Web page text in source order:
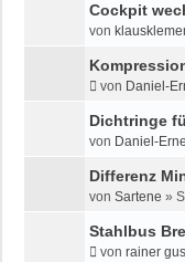
Cockpit
von
von Daniel-
Dichtringe
von Daniel-
Differenz
von Sartene »
Stahlbus
von rainer